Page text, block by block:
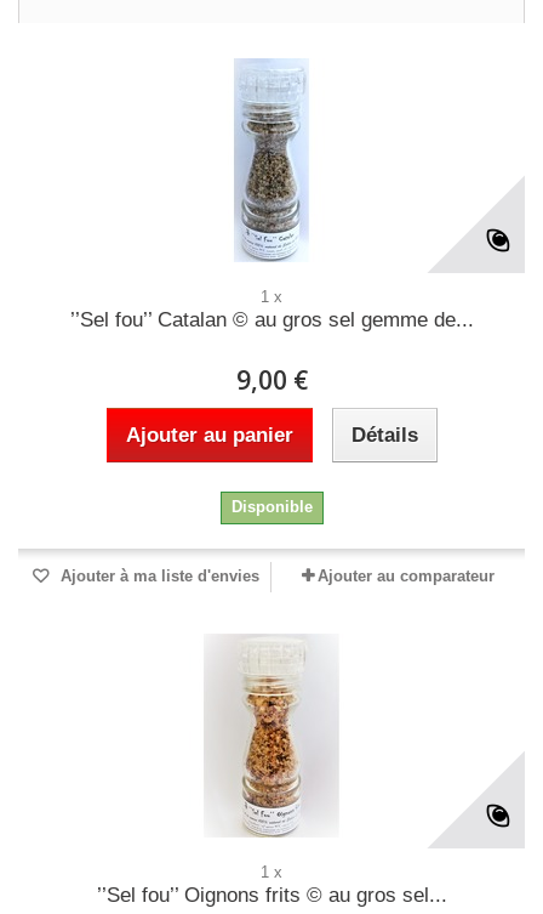
1 x
’’Sel fou’’ Catalan © au gros sel gemme de...
9,00 €
Ajouter au panier Détails
Disponible
Ajouter à ma liste d'envies Ajouter au comparateur
1 x
’’Sel fou’’ Oignons frits © au gros sel...